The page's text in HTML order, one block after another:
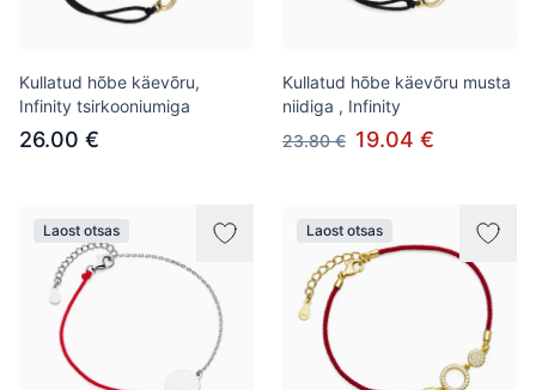
Kullatud hõbe käevõru,
Infinity tsirkooniumiga
26.00 €
Kullatud hõbe käevõru musta
niidiga , Infinity
23.80 € 19.04 €
Laost otsas Laost otsas